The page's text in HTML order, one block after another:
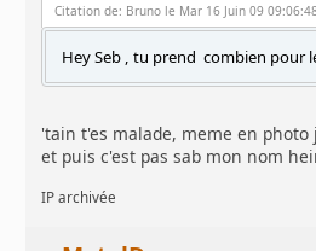
Citation de: Bruno le Mar 16 Juin 09 09:06:48
Hey Seb , tu prend combien pour
'tain t'es malade, meme en photo
et puis c'est pas sab mon nom
IP archivée